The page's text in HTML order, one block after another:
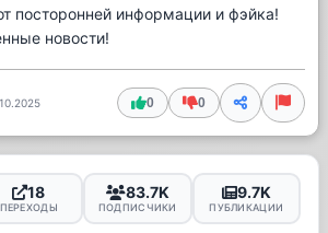
посторонней информации и фэйка!
новости!
0 0
18
ПЕРЕХОДЫ
83.7K
ПОДПИСЧИКИ
9.7K
ПУБЛИКАЦИИ